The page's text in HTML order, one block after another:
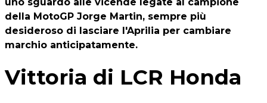
della MotoGP Jorge Martin, sempre più
desideroso di lasciare l'Aprilia per cambiare
marchio anticipatamente.
Vittoria di LCR Honda